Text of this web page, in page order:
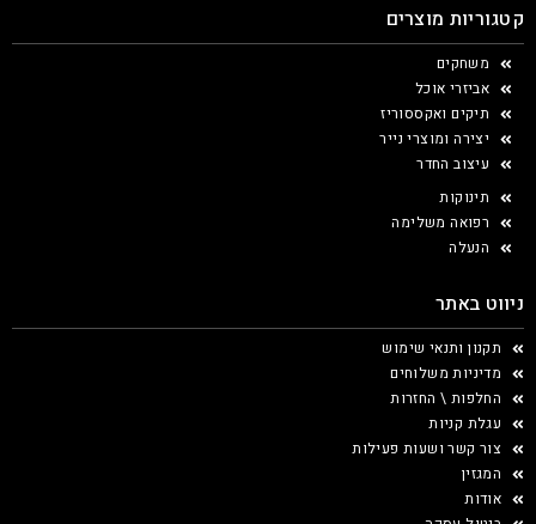
קטגוריות מוצרים
משחקים
אביזרי אוכל
תיקים ואקססוריז
יצירה ומוצרי נייר
עיצוב החדר
תינוקות
רפואה משלימה
הנעלה
ניווט באתר
תקנון ותנאי שימוש
מדיניות משלוחים
החלפות \ החזרות
עגלת קניות
צור קשר ושעות פעילות
המגזין
אודות